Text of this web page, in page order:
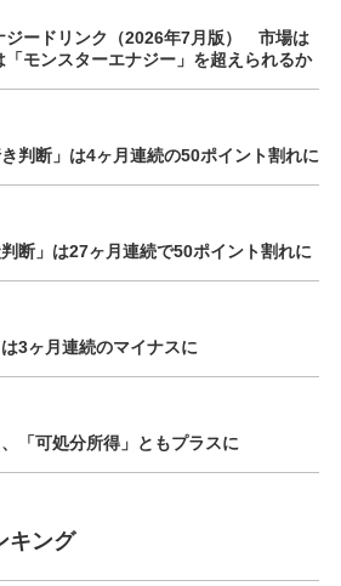
ードリンク（2026年7月版） 市場は
モンスターエナジー」を超えられるか
判断」は4ヶ月連続の50ポイント割れに
断」は27ヶ月連続で50ポイント割れに
3ヶ月連続のマイナスに
「可処分所得」ともプラスに
キング